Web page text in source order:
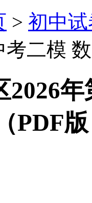
> 初中
二模
2026
PDF